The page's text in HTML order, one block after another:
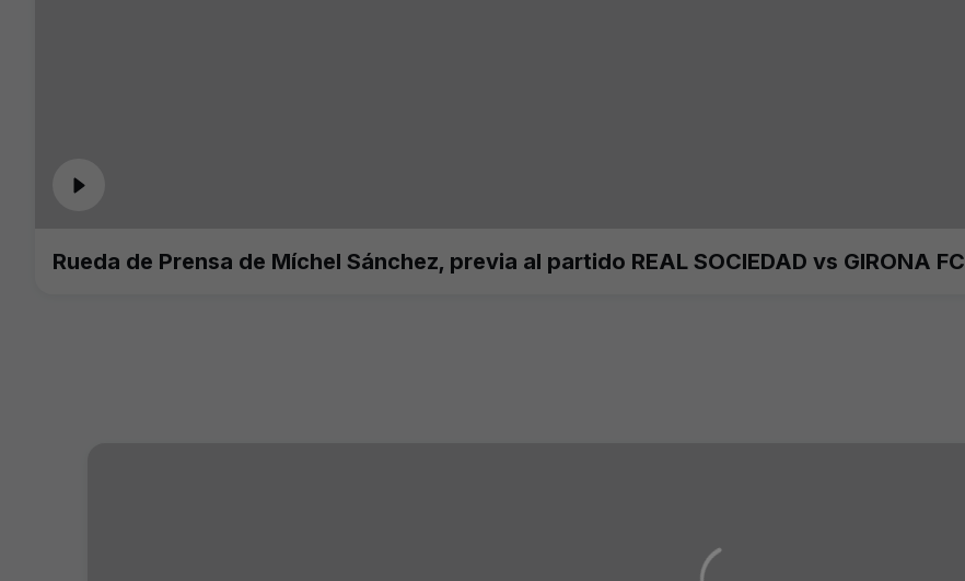
Rueda de Prensa de Míchel Sánchez, previa al partido REAL SOCIEDAD vs GIRONA FC